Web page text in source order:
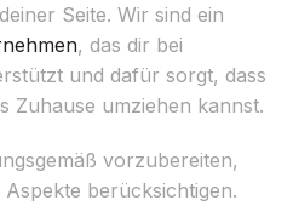
Seite. Wir sind ein
, das dir bei
und dafür sorgt, dass
Zuhause umziehen kannst.
vorzubereiten,
berücksichtigen.